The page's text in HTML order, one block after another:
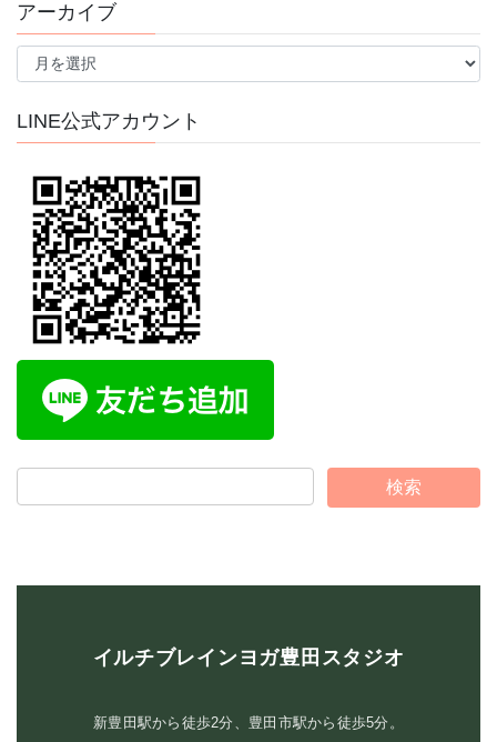
アーカイブ
ア
イ
LINE公式アカウント
イルチブレインヨガ豊田スタジオ
新豊田駅から徒歩2分、豊田市駅から徒歩5分。